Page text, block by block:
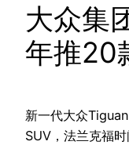
大众集
年推20
新一代大众
SUV，法兰克福